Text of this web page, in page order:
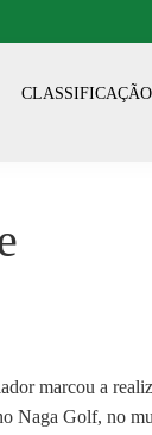
CLASSIFICAÇÃO
marcou a
Naga Golf, no